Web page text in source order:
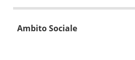
Ambito Sociale